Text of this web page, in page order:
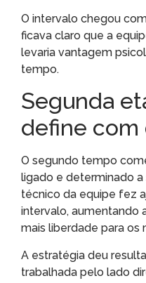
O intervalo chegou
ficava claro que a
levaria vantagem
tempo.
Segunda
define com
O segundo tempo
ligado e determinado a
técnico da equipe fez
intervalo, aumentando
mais liberdade para os
A estratégia deu
trabalhada pelo lado